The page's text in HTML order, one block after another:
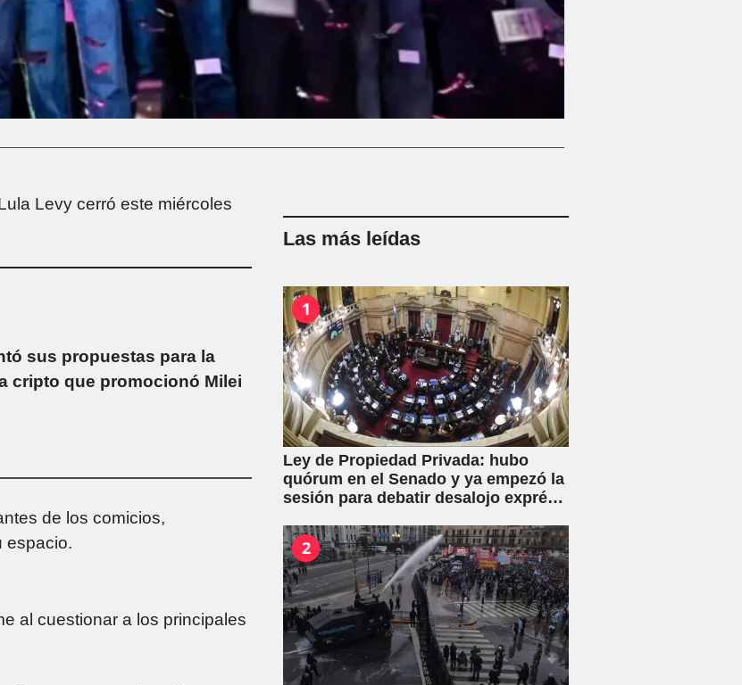
Levy cerró este miércoles
sus propuestas para la
cripto que promocionó Milei
de los comicios,
espacio.
al cuestionar a los principales
Las más leídas
1
Ley de Propiedad Privada: hubo
quórum en el Senado y ya empezó la
sesión para debatir desalojo exprés
2